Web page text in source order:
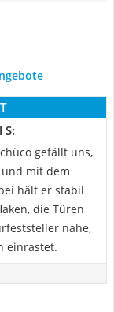
gefällt uns,
mit dem
hält er stabil
die Türen
nahe,
einrastet.